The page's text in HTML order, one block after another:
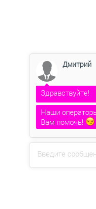
Введите
Дмитрий
Здравствуйте!
Наши
Вам помочь!
Дмитрий